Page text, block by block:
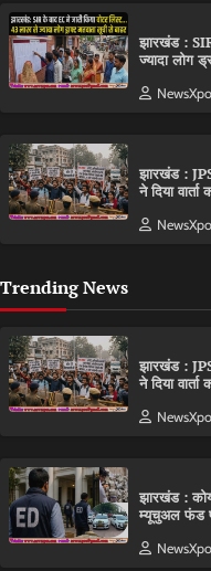
झारखंड :
ज्यादा लोग
झारखंड :
ने दिया
Trending News
झारखंड :
ने दिया
झारखंड :
म्यूचुअल फंड